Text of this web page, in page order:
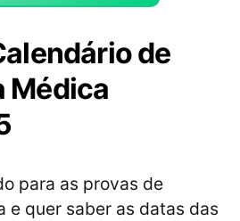
de
Médica
para as provas de
e quer saber as datas das